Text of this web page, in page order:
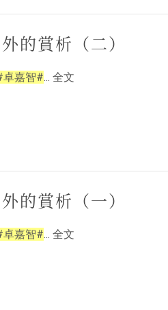
的賞析（二）
卓嘉智#... 全文
的賞析（一）
卓嘉智#... 全文